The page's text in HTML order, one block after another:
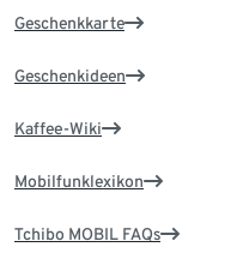
Geschenkkarte
Geschenkideen
Kaffee-Wiki
Mobilfunklexikon
Tchibo MOBIL FAQs